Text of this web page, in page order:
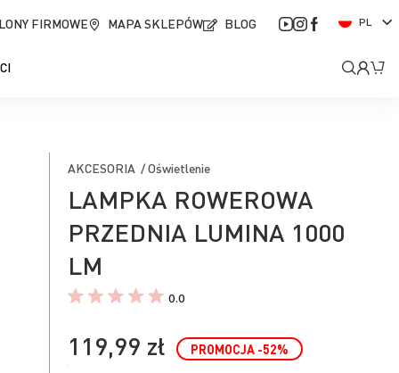
FIRMOWE MAPA SKLEPÓW BLOG
J
y
PL
Moje
LAMPKA ROWEROWA
PRZEDNIA LUMINA 1000
LM
0.0
AKCESORIA / Oświetlenie
119,99 zł PROMOCJA -52%